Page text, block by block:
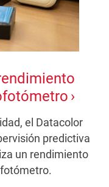
el Datacolor
predictiva
un rendimiento